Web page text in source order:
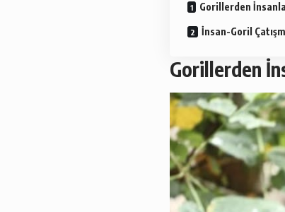
Gorillerden
İnsan-Goril
Gorillerden